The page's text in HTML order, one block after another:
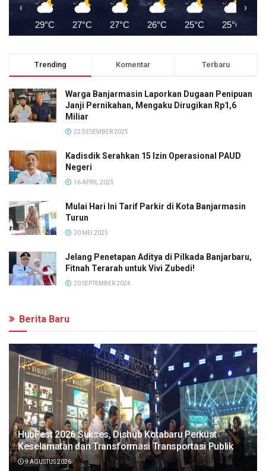
29°C 27°C 27°C 26°C 25°C 25°C
‹ ›
Trending Komentar Terbaru
Warga Banjarmasin Laporkan Dugaan Penipuan
Janji Pernikahan, Mengaku Dirugikan Rp1,6
Miliar
22 DESEMBER 2025
Kadisdik Serahkan 15 Izin Operasional PAUD
Negeri
16 APRIL 2025
Mulai Hari Ini Tarif Parkir di Kota Banjarmasin
Turun
30 MEI 2025
Jelang Penetapan Aditya di Pilkada Banjarbaru,
Fitnah Terarah untuk Vivi Zubedi!
20 SEPTEMBER 2024
Berita Baru
HubFest 2026 Sukses, Dishub Kotabaru Perkuat
Keselamatan dan Transformasi Transportasi Publik
9 AGUSTUS 2026